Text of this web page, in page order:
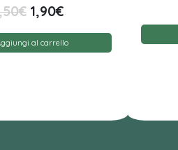
€ 1,90€
al carrello